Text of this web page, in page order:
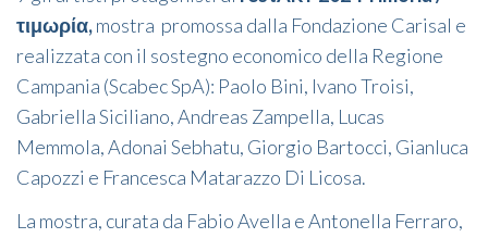
τιμωρία,mostra promossa dalla Fondazione Carisal e
realizzata con il sostegno economico della Regione
Campania (Scabec SpA): Paolo Bini, Ivano Troisi,
Gabriella Siciliano, Andreas Zampella, Lucas
Memmola, Adonai Sebhatu, Giorgio Bartocci, Gianluca
Capozzi e Francesca Matarazzo Di Licosa.
La mostra, curata da Fabio Avella e Antonella Ferraro,